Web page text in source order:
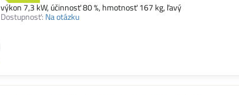
výkon 7,3 kW, účinnosť 80 %, hmotnosť 167 kg, ľavý
Dostupnosť: Na otázku